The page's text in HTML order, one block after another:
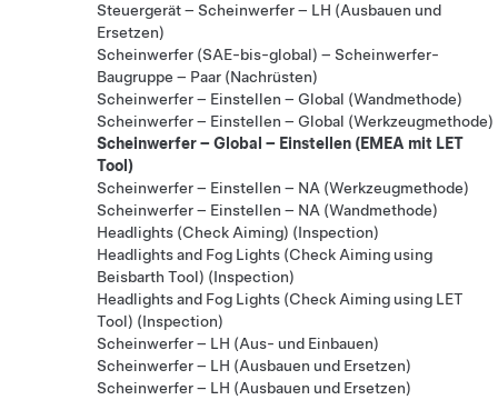
Steuergerät – Scheinwerfer – LH (Ausbauen und
Ersetzen)
Scheinwerfer (SAE-bis-global) – Scheinwerfer-
Baugruppe – Paar (Nachrüsten)
Scheinwerfer – Einstellen – Global (Wandmethode)
Scheinwerfer – Einstellen – Global (Werkzeugmethode)
Scheinwerfer – Global – Einstellen (EMEA mit LET
Tool)
Scheinwerfer – Einstellen – NA (Werkzeugmethode)
Scheinwerfer – Einstellen – NA (Wandmethode)
Headlights (Check Aiming) (Inspection)
Headlights and Fog Lights (Check Aiming using
Beisbarth Tool) (Inspection)
Headlights and Fog Lights (Check Aiming using LET
Tool) (Inspection)
Scheinwerfer – LH (Aus- und Einbauen)
Scheinwerfer – LH (Ausbauen und Ersetzen)
Scheinwerfer – LH (Ausbauen und Ersetzen)